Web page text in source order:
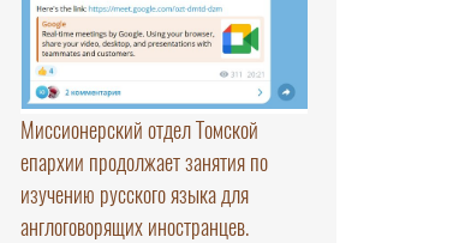
Миссионерский отдел Томской
епархии продолжает занятия по
изучению русского языка для
англоговорящих иностранцев.